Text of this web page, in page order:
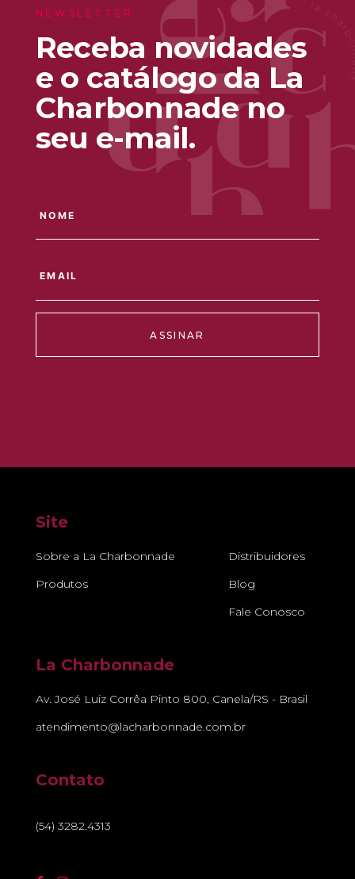
NEWSLETTER
Receba novidades
e o catálogo da La
Charbonnade no
seu e-mail.
ASSINAR
Site
Sobre a La Charbonnade
Produtos
Distribuidores
Blog
Fale Conosco
La Charbonnade
Av. José Luiz Corrêa Pinto 800, Canela/RS - Brasil
atendimento@lacharbonnade.com.br
Contato
(54) 3282.4313